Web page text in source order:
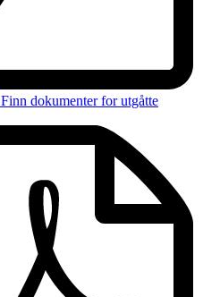
Finn dokumenter forutgåtte